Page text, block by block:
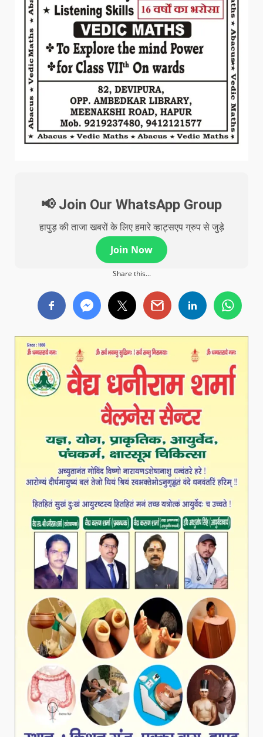
📢 Join Our WhatsApp Group
हापुड़ की ताजा खबरों के लिए हमारे व्हाट्सएप ग्रुप से जुड़े
Join Now
Share this...